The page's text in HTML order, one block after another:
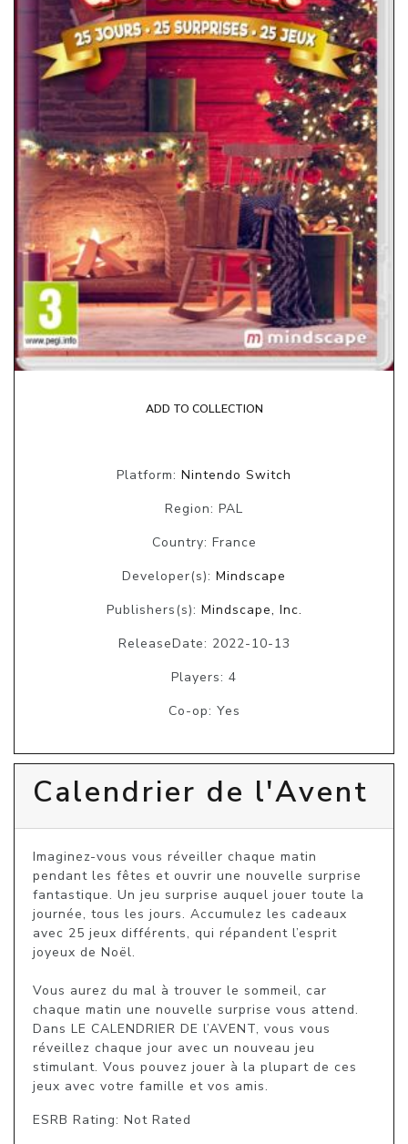
ADD TO COLLECTION
Platform: Nintendo Switch
Region: PAL
Country: France
Developer(s): Mindscape
Publishers(s): Mindscape, Inc.
ReleaseDate: 2022-10-13
Players: 4
Co-op: Yes
Calendrier de l'Avent
Imaginez-vous vous réveiller chaque matin
pendant les fêtes et ouvrir une nouvelle surprise
fantastique. Un jeu surprise auquel jouer toute la
journée, tous les jours. Accumulez les cadeaux
avec 25 jeux différents, qui répandent l’esprit
joyeux de Noël.
Vous aurez du mal à trouver le sommeil, car
chaque matin une nouvelle surprise vous attend.
Dans LE CALENDRIER DE l’AVENT, vous vous
réveillez chaque jour avec un nouveau jeu
stimulant. Vous pouvez jouer à la plupart de ces
jeux avec votre famille et vos amis.
ESRB Rating: Not Rated